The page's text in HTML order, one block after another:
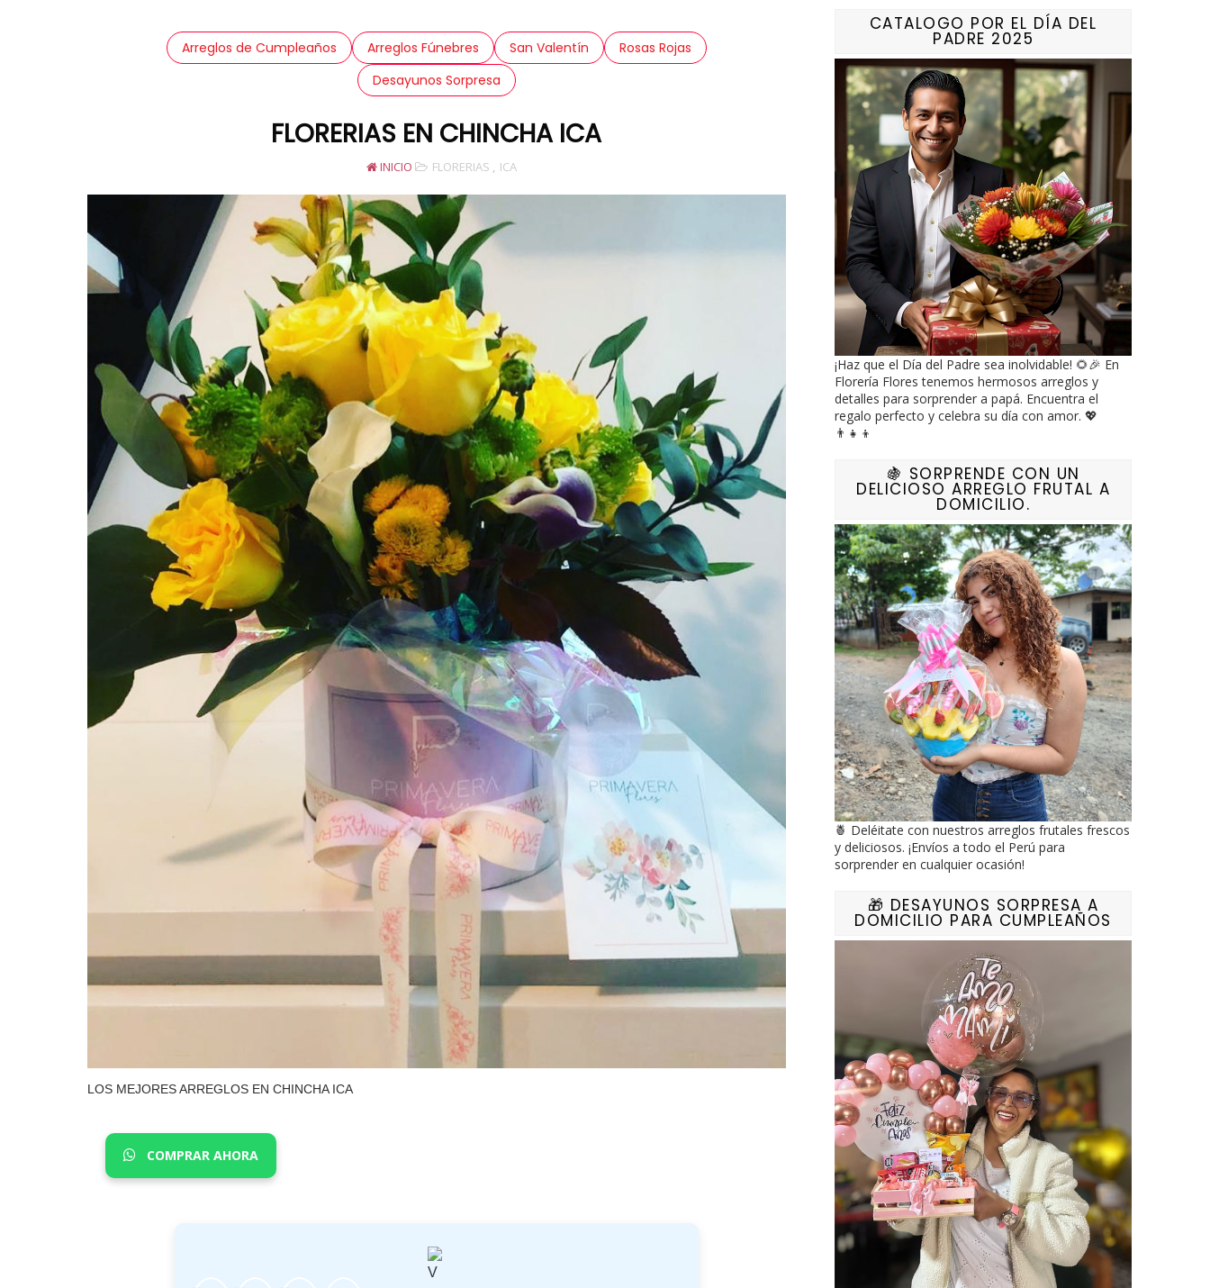
Arreglos de Cumpleaños Arreglos Fúnebres San Valentín
Rosas Rojas
Desayunos Sorpresa
FLORERIAS EN CHINCHA ICA
INICIO FLORERIAS , ICA
LOS MEJORES ARREGLOS EN CHINCHA ICA
COMPRAR AHORA
CATALOGO POR EL DÍA DEL
PADRE 2025
¡Haz que el Día del Padre sea inolvidable! 🌻🎉 En
Florería Flores tenemos hermosos arreglos y
detalles para sorprender a papá. Encuentra el
regalo perfecto y celebra su día con amor. 💖
👨‍👧‍👦
🍇 SORPRENDE CON UN
DELICIOSO ARREGLO FRUTAL A
DOMICILIO.
🍍 Deléitate con nuestros arreglos frutales frescos
y deliciosos. ¡Envíos a todo el Perú para
sorprender en cualquier ocasión!
🎁 DESAYUNOS SORPRESA A
DOMICILIO PARA CUMPLEAÑOS